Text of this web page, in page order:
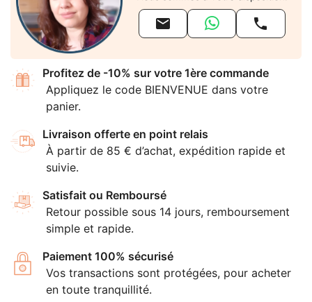
 
Profitez de -10% sur votre 1ère commande
Appliquez le code BIENVENUE dans votre
panier.
Livraison offerte en point relais
À partir de 85 € d’achat, expédition rapide et
suivie.
Satisfait ou Remboursé
Retour possible sous 14 jours, remboursement
simple et rapide.
Paiement 100% sécurisé
Vos transactions sont protégées, pour acheter
en toute tranquillité.